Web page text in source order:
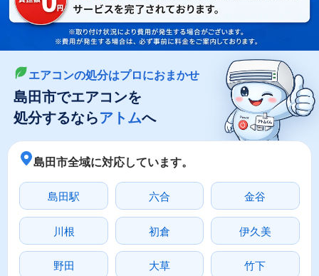
メールで回収依頼 LINEで回収依頼
エアコンの処分はプロにおまかせ
島田市でエアコンを
処分するならアトムへ
島田市全域に対応しています。
島田駅 六合 金谷
川根 初倉 伊久美
野田 大草 竹下